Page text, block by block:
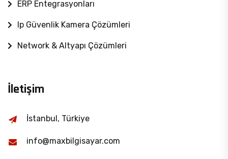
ERP Entegrasyonları
Ip Güvenlik Kamera Çözümleri
Network & Altyapı Çözümleri
İletişim
İstanbul, Türkiye
info@maxbilgisayar.com